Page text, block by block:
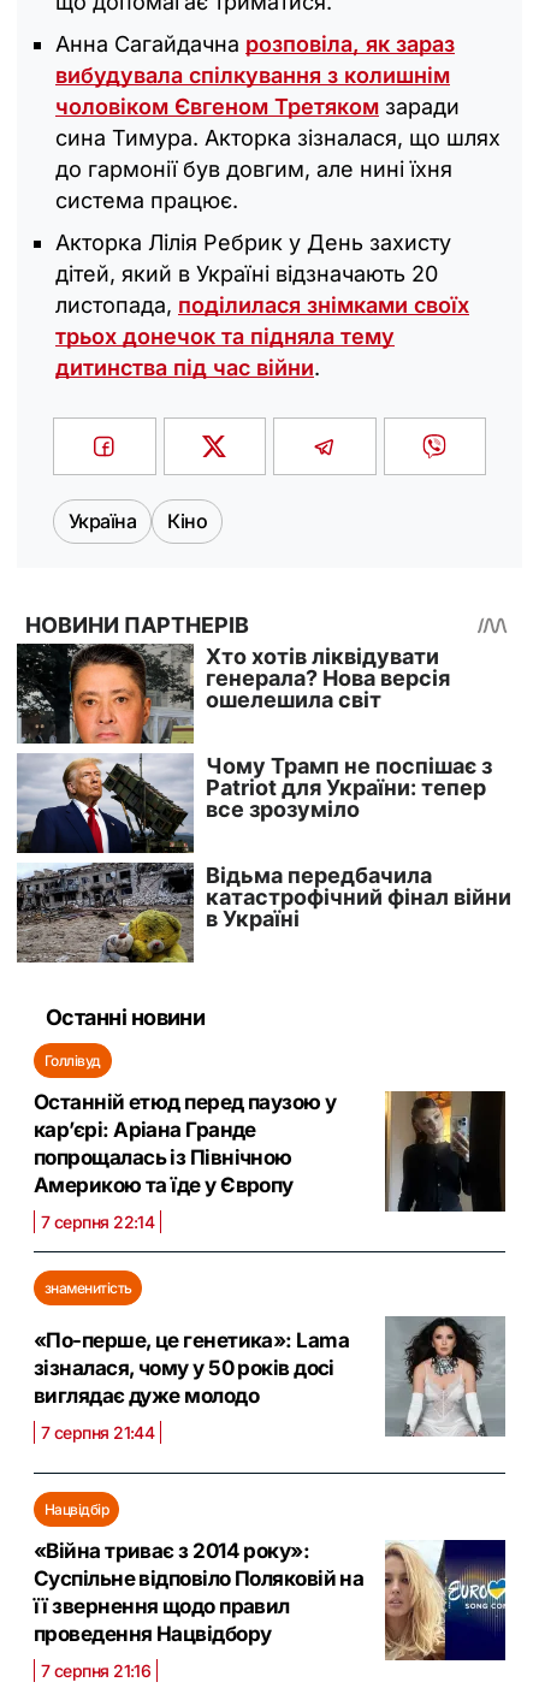
Анна Сагайдачна розповіла, як зараз
вибудувала спілкування з колишнім
чоловіком Євгеном Третяком заради
сина Тимура. Акторка зізналася, що шлях
до гармонії був довгим, але нині їхня
система працює.
Акторка Лілія Ребрик у День захисту
дітей, який в Україні відзначають 20
листопада, поділилася знімками своїх
трьох донечок та підняла тему
дитинства під час війни.
Україна Кіно
Останні новини
Голлівуд
Останній етюд перед паузою у
кар’єрі: Аріана Гранде
попрощалась із Північною
Америкою та їде у Європу
7 серпня 22:14
знаменитість
«По-перше, це генетика»: Lama
зізналася, чому у 50 років досі
виглядає дуже молодо
7 серпня 21:44
Нацвідбір
«Війна триває з 2014 року»:
Суспільне відповіло Поляковій на
її звернення щодо правил
проведення Нацвідбору
7 серпня 21:16